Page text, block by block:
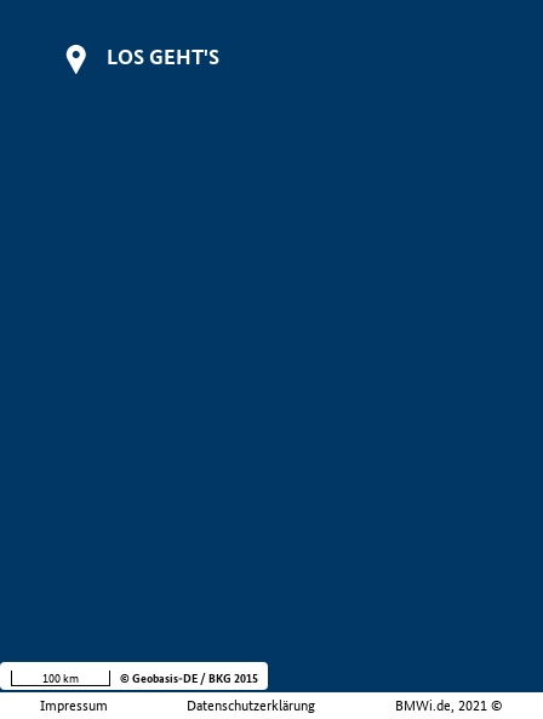
LOS GEHT'S
Impressum Datenschutzerklärung BMWi.de, 2021 ©
100 km © Geobasis-DE / BKG 2015